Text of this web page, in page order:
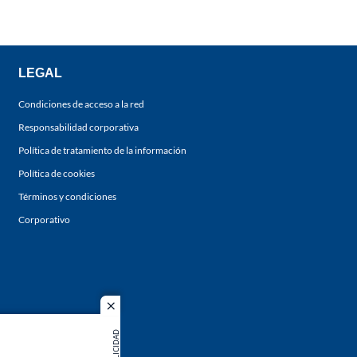
close
LEGAL
Condiciones de acceso a la red
Responsabilidad corporativa
Política de tratamiento de la información
Política de cookies
Términos y condiciones
Corporativo